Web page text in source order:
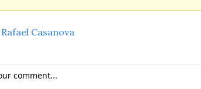
Rafael Casanova